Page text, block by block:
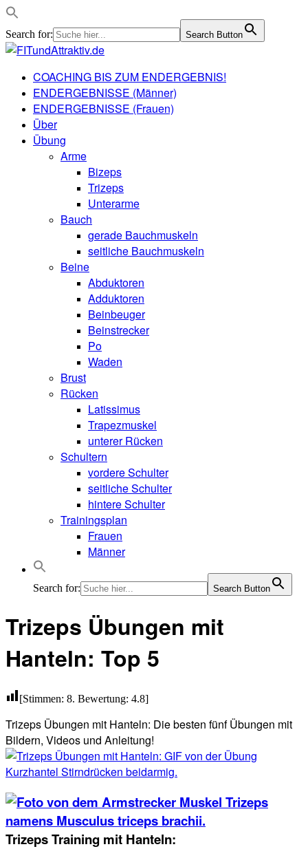
Search for: Search Button
COACHING BIS ZUM ENDERGEBNIS!
ENDERGEBNISSE (Männer)
ENDERGEBNISSE (Frauen)
Über
Übung
Arme
Bizeps
Trizeps
Unterarme
Bauch
gerade Bauchmuskeln
seitliche Bauchmuskeln
Beine
Abduktoren
Adduktoren
Beinbeuger
Beinstrecker
Po
Waden
Brust
Rücken
Latissimus
Trapezmuskel
unterer Rücken
Schultern
vordere Schulter
seitliche Schulter
hintere Schulter
Trainingsplan
Frauen
Männer
Search for: Search Button
Trizeps Übungen mit
Hanteln: Top 5
[Stimmen: 8. Bewertung: 4.8]
Trizeps Übungen mit Hanteln: Die besten fünf Übungen mit
Bildern, Videos und Anleitung!
Trizeps Training mit Hanteln: